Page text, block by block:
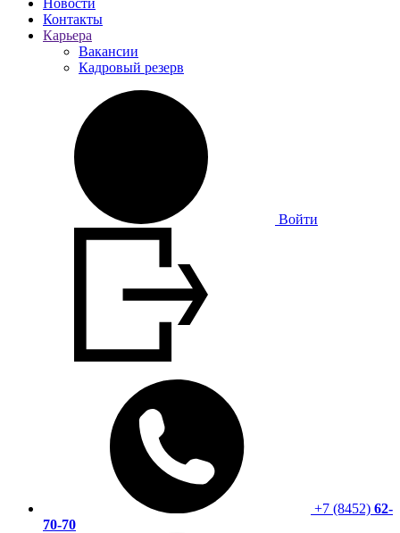
Новости
Контакты
Карьера
Вакансии
Кадровый резерв
Войти
+7 (8452) 62-
70-70